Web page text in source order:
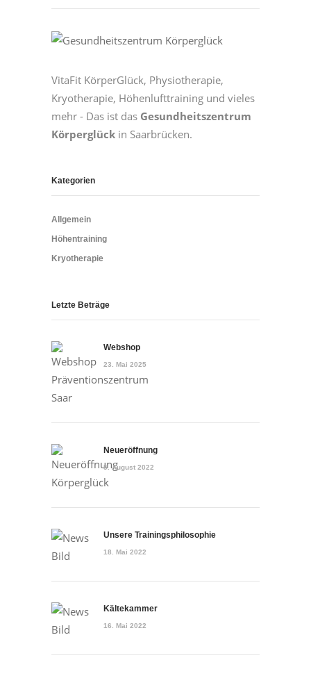
VitaFit KörperGlück, Physiotherapie,
Kryotherapie, Höhenlufttraining und vieles
mehr - Das ist das Gesundheitszentrum
Körperglück in Saarbrücken.
Kategorien
Allgemein
Höhentraining
Kryotherapie
Letzte Beträge
Webshop
23. Mai 2025
Neueröffnung
5. August 2022
Unsere Trainingsphilosophie
18. Mai 2022
Kältekammer
16. Mai 2022